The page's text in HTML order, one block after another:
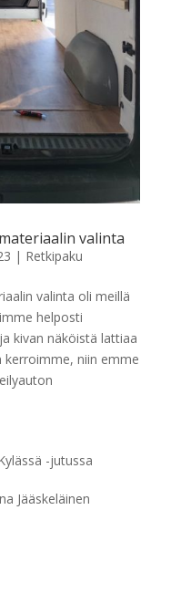
valinta
| Retkipaku
valinta oli meillä
helposti
kivan näköistä lattiaa
kerroimme, niin emme
Jääskeläinen